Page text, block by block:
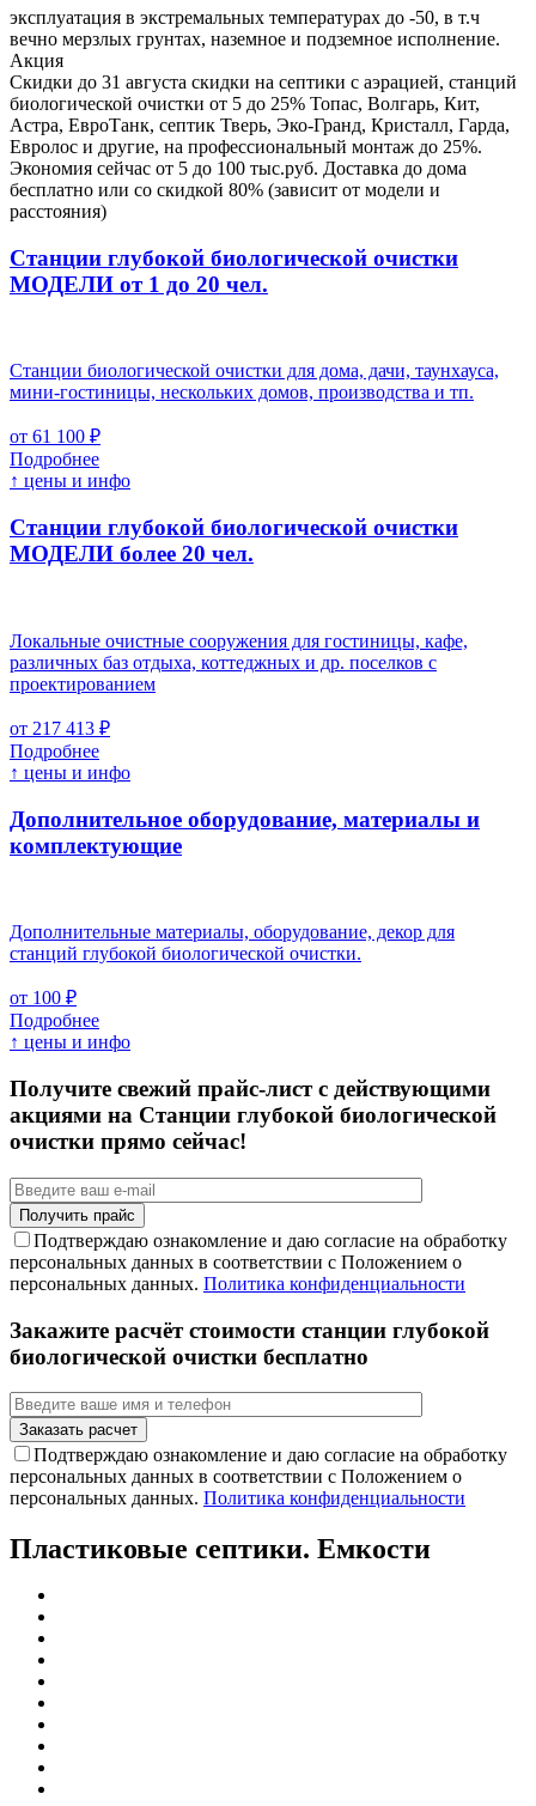
эксплуатация в экстремальных температурах до -50, в т.ч
вечно мерзлых грунтах, наземное и подземное исполнение.
Акция
Скидки до 31 августа скидки на септики с аэрацией, станций
биологической очистки от 5 до 25% Топас, Волгарь, Кит,
Астра, ЕвроТанк, септик Тверь, Эко-Гранд, Кристалл, Гарда,
Евролос и другие, на профессиональный монтаж до 25%.
Экономия сейчас от 5 до 100 тыс.руб. Доставка до дома
бесплатно или со скидкой 80% (зависит от модели и
расстояния)
Станции глубокой биологической очистки
МОДЕЛИ от 1 до 20 чел.
Станции биологической очистки для дома, дачи, таунхауса,
мини-гостиницы, нескольких домов, производства и тп.
от 61 100 ₽
Подробнее
↑ цены и инфо
Станции глубокой биологической очистки
МОДЕЛИ более 20 чел.
Локальные очистные сооружения для гостиницы, кафе,
различных баз отдыха, коттеджных и др. поселков с
проектированием
от 217 413 ₽
Подробнее
↑ цены и инфо
Дополнительное оборудование, материалы и
комплектующие
Дополнительные материалы, оборудование, декор для
станций глубокой биологической очистки.
от 100 ₽
Подробнее
↑ цены и инфо
Получите свежий прайс-лист с действующими
акциями на Станции глубокой биологической
очистки прямо сейчас!
Подтверждаю ознакомление и даю согласие на обработку
персональных данных в соответствии с Положением о
персональных данных. Политика конфиденциальности
Закажите расчёт стоимости станции глубокой
биологической очистки бесплатно
Подтверждаю ознакомление и даю согласие на обработку
персональных данных в соответствии с Положением о
персональных данных. Политика конфиденциальности
Пластиковые септики. Емкости